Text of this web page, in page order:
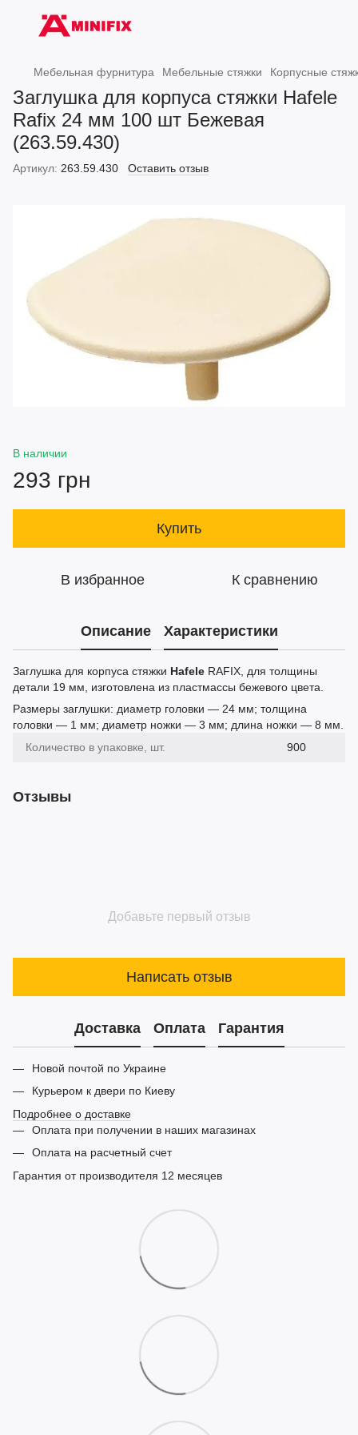
Мебельная фурнитура Мебельные стяжки Корпусные
Заглушка для корпуса стяжки Hafele
Rafix 24 мм 100 шт Бежевая
(263.59.430)
Артикул: 263.59.430 Оставить отзыв
В наличии
293 грн
Купить
В избранное К сравнению
Описание Характеристики
Заглушка для корпуса стяжки Hafele RAFIX, для толщины
детали 19 мм, изготовлена из пластмассы бежевого цвета.
Размеры заглушки: диаметр головки — 24 мм; толщина
головки — 1 мм; диаметр ножки — 3 мм; длина ножки — 8 мм.
Количество в упаковке, шт.
900
Отзывы
Добавьте первый отзыв
Написать отзыв
Доставка Оплата Гарантия
Новой почтой по Украине
Курьером к двери по Киеву
Подробнее о доставке
Оплата при получении в наших магазинах
Оплата на расчетный счет
Гарантия от производителя 12 месяцев